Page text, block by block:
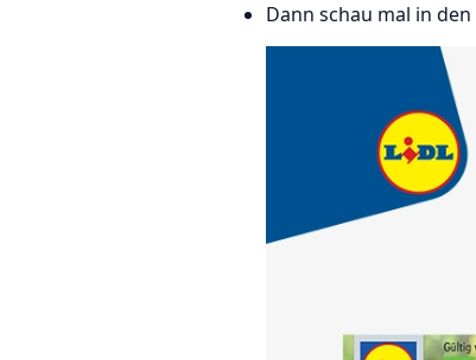
Dann schau mal in den